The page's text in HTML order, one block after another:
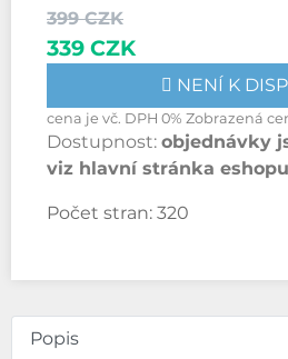
399 CZK
339 CZK
NENÍ K
cena je vč. DPH 0% Zobrazená
Dostupnost: objednávky
viz hlavní stránka eshopu
Počet stran: 320
Popis